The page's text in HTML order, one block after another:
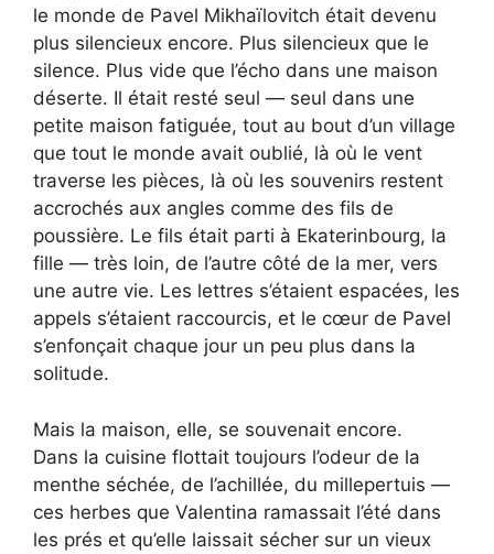
le monde de Pavel Mikhaïlovitch était devenu
plus silencieux encore. Plus silencieux que le
silence. Plus vide que l’écho dans une maison
déserte. Il était resté seul — seul dans une
petite maison fatiguée, tout au bout d’un village
que tout le monde avait oublié, là où le vent
traverse les pièces, là où les souvenirs restent
accrochés aux angles comme des fils de
poussière. Le fils était parti à Ekaterinbourg, la
fille — très loin, de l’autre côté de la mer, vers
une autre vie. Les lettres s’étaient espacées, les
appels s’étaient raccourcis, et le cœur de Pavel
s’enfonçait chaque jour un peu plus dans la
solitude.
Mais la maison, elle, se souvenait encore.
Dans la cuisine flottait toujours l’odeur de la
menthe séchée, de l’achillée, du millepertuis —
ces herbes que Valentina ramassait l’été dans
les prés et qu’elle laissait sécher sur un vieux